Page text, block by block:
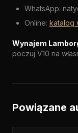
WhatsApp:
Online: katalog
Wynajem
poczuj V10 na
Powiązane